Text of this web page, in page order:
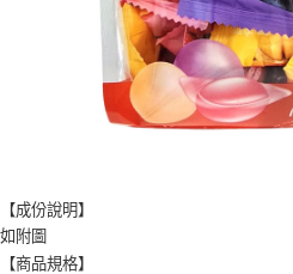
【成份說明】
如附圖
【商品規格】